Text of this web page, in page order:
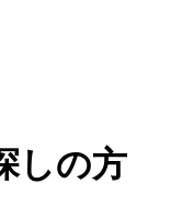
しの方